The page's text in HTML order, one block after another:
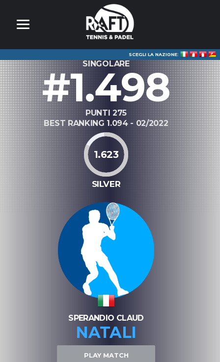
SCEGLI LA NAZIONE:
SINGOLARE
#1.498
PUNTI 275
BEST RANKING 1.094 - 02/2022
1.623
SILVER
SPERANDIO CLAUD
NATALI
PLAY MATCH